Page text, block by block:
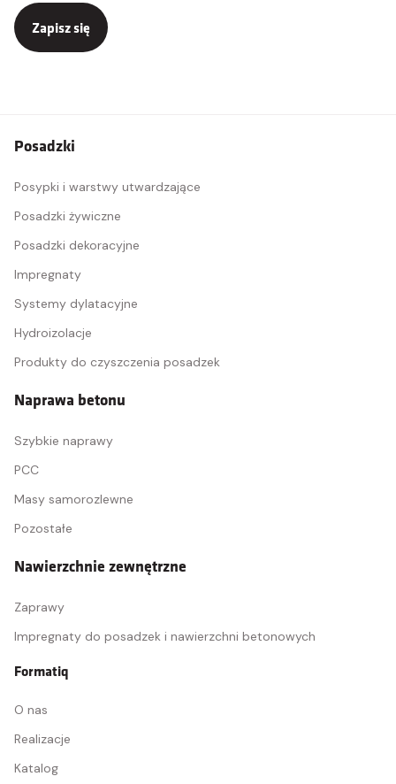
Zapisz się
Posadzki
Posypki i warstwy utwardzające
Posadzki żywiczne
Posadzki dekoracyjne
Impregnaty
Systemy dylatacyjne
Hydroizolacje
Produkty do czyszczenia posadzek
Naprawa betonu
Szybkie naprawy
PCC
Masy samorozlewne
Pozostałe
Nawierzchnie zewnętrzne
Zaprawy
Impregnaty do posadzek i nawierzchni betonowych
Formatiq
O nas
Realizacje
Katalog